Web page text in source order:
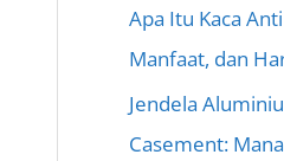
Apa Itu Kaca
Manfaat, dan
Jendela
Casement: